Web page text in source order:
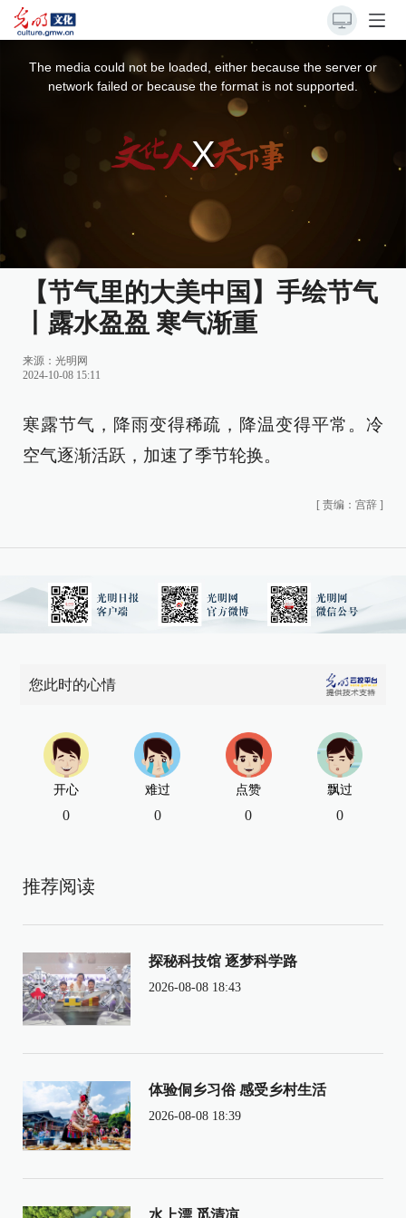
The media could not be loaded, either because the server or
network failed or because the format is not supported.
【节气里的大美中国】手绘节气
丨露水盈盈 寒气渐重
来源： 光明网
2024-10-08 15:11
寒露节气，降雨变得稀疏，降温变得平常。冷
空气逐渐活跃，加速了季节轮换。
[ 责编：宫辞 ]
您此时的心情
开心
0
难过
0
点赞
0
飘过
0
推荐阅读
探秘科技馆 逐梦科学路
2026-08-08 18:43
体验侗乡习俗 感受乡村生活
2026-08-08 18:39
水上漂 觅清凉